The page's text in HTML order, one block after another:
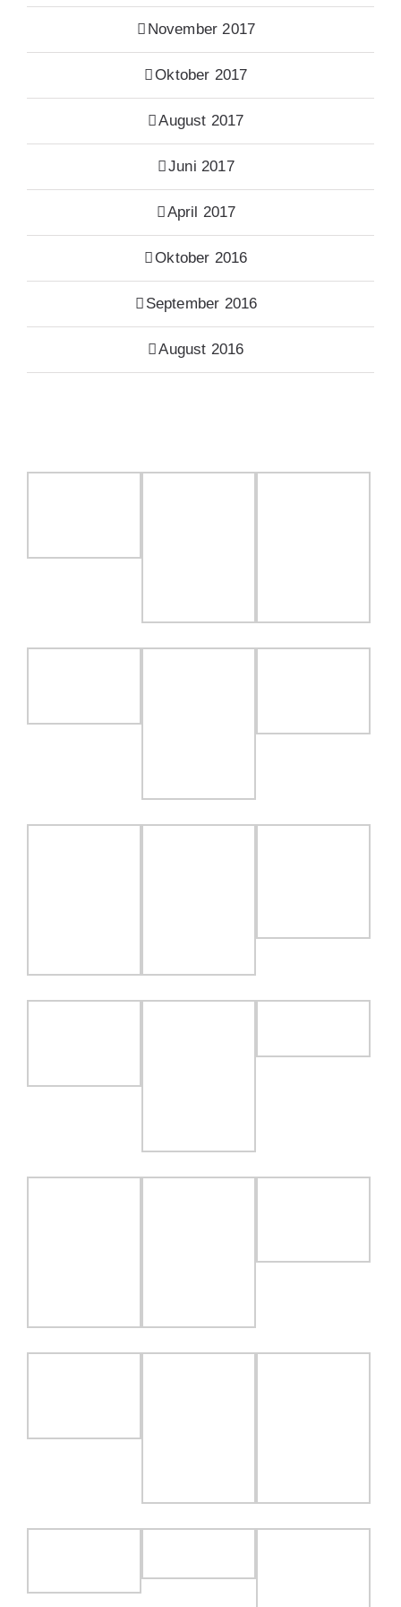
November 2017
Oktober 2017
August 2017
Juni 2017
April 2017
Oktober 2016
September 2016
August 2016